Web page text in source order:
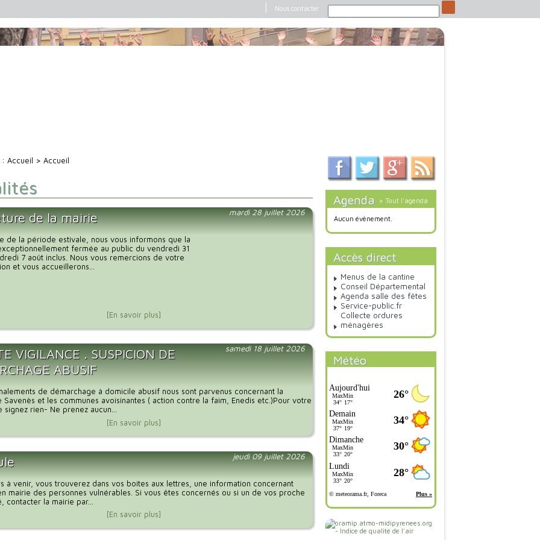
Nous contacter
:Accueil > Accueil
mardi 28 juillet 2026
de la mairie
de la période estivale, nous vous informons que la
fermée au public du vendredi 31
7 août inclus. Nous vous remercions de votre
et vous accueillerons...
[En savoir plus]
samedi 18 juillet 2026
VIGILANCE . SUSPICION DE
ABUSIF
de démarchage à domicile abusif nous sont parvenus concernant la
Savenès et les communes avoisinantes ( action contre la faim, Enedis etc.)Pour votre
signez rien- Ne prenez aucun...
[En savoir plus]
jeudi 09 juillet 2026
à venir, vous trouverez dans vos boites aux lettres, une information concernant
mairie des personnes vulnérables. Si vous êtes concernés ou si un de vos proche
contacter la mairie par...
[En savoir plus]
Agenda > Tout l'agenda
Aucun évènement.
Accès direct
Menus de la cantine
Conseil Départemental
Agenda salle des fêtes
Service-public.fr
Collecte ordures
ménagères
Météo